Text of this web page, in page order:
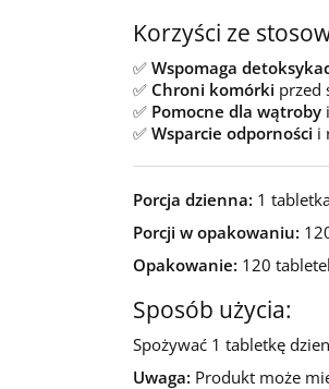
Korzyści ze
✅ Wspomaga
✅ Chroni komórki przed
✅ Pomocne dla wątroby
✅ Wsparcie odporności i
Porcja dzienna: 1
Porcji w opakowaniu:
Opakowanie: 120
Sposób użycia:
Spożywać 1 tabletkę
Uwaga: Produkt może